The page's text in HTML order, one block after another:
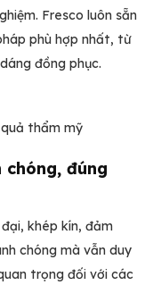
Fresco luôn sẵn
phù hợp nhất, từ
đồng phục.
thẩm mỹ
đúng
khép kín, đảm
chóng mà vẫn duy
trọng đối với các